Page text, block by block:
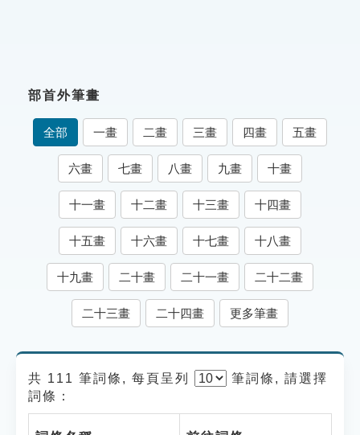
成語故事
索引選單
知識索引
單字索引
生命大百科索引
遊戲專區
貓頭鷹博士
部首外筆畫
全部 一畫 二畫 三畫 四畫 五畫
六畫 七畫 八畫 九畫 十畫
十一畫 十二畫 十三畫 十四畫
十五畫 十六畫 十七畫 十八畫
十九畫 二十畫 二十一畫 二十二畫
二十三畫 二十四畫 更多筆畫
共 111 筆詞條, 每頁呈列 筆詞條, 請選擇
詞條：